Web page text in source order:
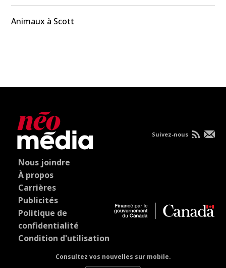
Animaux à Scott
Nous joindre
À propos
Carrières
Publicités
Politique de
confidentialité
Condition d'utilisation
Consultez vos nouvelles sur mobile.
Suivez-nous